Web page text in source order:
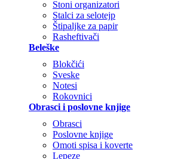
Stoni organizatori
Stalci za selotejp
Štipaljke za papir
Rasheftivači
Beleške
Blokčići
Sveske
Notesi
Rokovnici
Obrasci i poslovne knjige
Obrasci
Poslovne knjige
Omoti spisa i koverte
Lepeze